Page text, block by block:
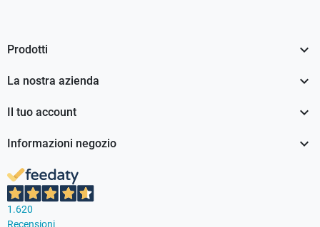
Prodotti 
La nostra azienda 
Il tuo account 
Informazioni negozio 
1.620
Recensioni